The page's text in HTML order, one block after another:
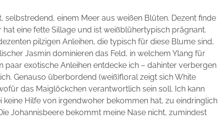
selbstredend, einem Meer aus weißen Blüten. Dezent finde
eine fette Sillage und ist weißblühertypisch prägnant.
pilzigen Anleihen, die typisch für diese Blume sind,
Jasmin dominieren das Feld, in welchem Ylang für
paar exotische Anleihen entdecke ich – dahinter verbergen
Genauso überbordend (weiß)floral zeigt sich White
das Maiglöckchen verantwortlich sein soll. Ich kann
keine Hilfe von irgendwoher bekommen hat, zu eindringlich
Johannisbeere bekommt meine Nase nicht, zumindest